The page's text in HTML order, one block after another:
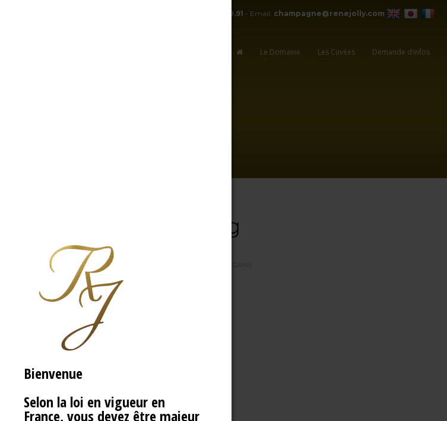
+ 33.3.25.38.50.91 - Email: champagne@renejolly.com
Le Domaine Les Cuvées Demande d’infos
pointing_bar3.svg
R.J MERCREDI, 25 MAI 2016
pointing_bar3.svg
Bienvenue
Selon la loi en vigueur en
France, vous devez être majeur